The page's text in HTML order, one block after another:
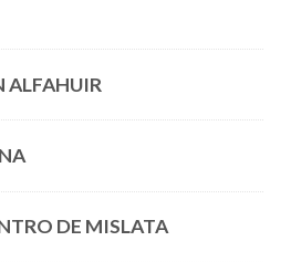
ALFAHUIR
DE MISLATA